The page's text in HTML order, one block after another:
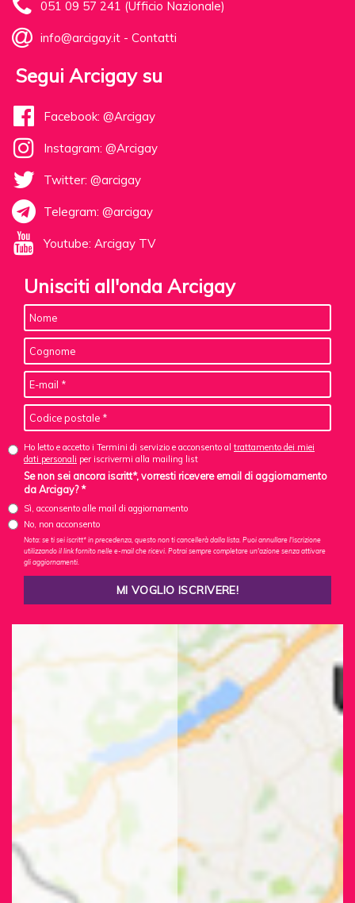
051 09 57 241 (Ufficio Nazionale)
info@arcigay.it - Contatti
Segui Arcigay su
Facebook: @Arcigay
Instagram: @Arcigay
Twitter: @arcigay
Telegram: @arcigay
Youtube: Arcigay TV
Unisciti all'onda Arcigay
Ho letto e accetto i Termini di servizio e acconsento al trattamento dei miei
dati personali per iscrivermi alla mailing list
Se non sei ancora iscritt*, vorresti ricevere email di aggiornamento
da Arcigay? *
Sì, acconsento alle mail di aggiornamento
No, non acconsento
Nota: se ti sei iscritt* in precedenza, questo non ti cancellerà dalla lista. Puoi annullare l'iscrizione
utilizzando il link fornito nelle e-mail che ricevi. Potrai sempre completare un'azione senza attivare
gli aggiornamenti.